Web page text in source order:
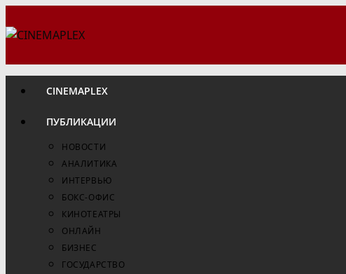
к
CINEMAPLEX
ПУБЛИКАЦИИ
НОВОСТИ
АНАЛИТИКА
ИНТЕРВЬЮ
БОКС-ОФИС
КИНОТЕАТРЫ
ОНЛАЙН
БИЗНЕС
ГОСУДАРСТВО